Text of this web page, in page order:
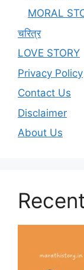
MORAL
चरित्र
LOVE STORY
Privacy Policy
Contact Us
Disclaimer
About Us